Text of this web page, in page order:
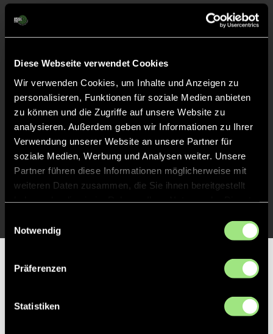
Diese Webseite verwendet Cookies
Wir verwenden Cookies, um Inhalte und Anzeigen zu
personalisieren, Funktionen für soziale Medien anbieten
zu können und die Zugriffe auf unsere Website zu
analysieren. Außerdem geben wir Informationen zu Ihrer
Verwendung unserer Website an unsere Partner für
soziale Medien, Werbung und Analysen weiter. Unsere
Partner führen diese Informationen möglicherweise mit
weiteren Daten zusammen, die Sie ihnen bereitgestellt
Notwendig
Präferenzen
Statistiken
Liveticker
24'
Spiel beendet
13' TOR 1:0, FELDTOR
Partner